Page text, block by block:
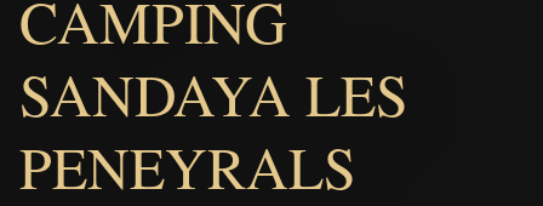
CAMPING
SANDAYA LES
PENEYRALS